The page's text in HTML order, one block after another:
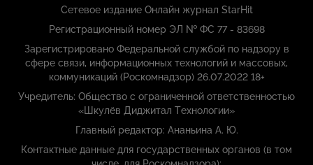
Сетевое издание Онлайн журнал StarHit
Регистрационный номер ЭЛ № ФС 77 - 83698
Зарегистрировано Федеральной службой по надзору в
сфере связи, информационных технологий и массовых,
коммуникаций (Роскомнадзор) 26.07.2022 18+
Учредитель: Общество с ограниченной ответственностью
«Шкулёв Диджитал Технологии»
Главный редактор: Ананьина А. Ю.
Контактные данные для государственных органов (в том